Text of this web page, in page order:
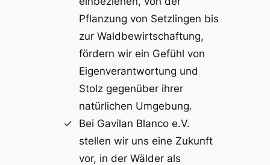
Pflanzung von Setzlingen bis
zur Waldbewirtschaftung,
fördern wir ein Gefühl von
Eigenverantwortung und
Stolz gegenüber ihrer
natürlichen Umgebung.
Bei Gavilan Blanco e.V.
stellen wir uns eine Zukunft
vor, in der Wälder als